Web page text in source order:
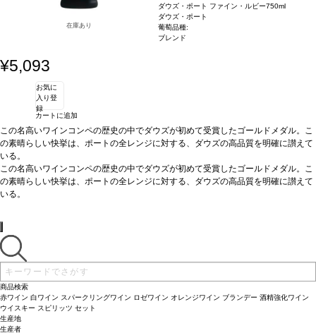
在庫あり
ダウズ・ポート ファイン・ルビー750ml
ダウズ・ポート
葡萄品種:
ブレンド
¥5,093
お気に
入り登
録
カートに追加
この名高いワインコンペの歴史の中でダウズが初めて受賞したゴールドメダル。こ
の素晴らしい快挙は、ポートの全レンジに対する、ダウズの高品質を明確に讃えて
いる。
テイスティングノート：深みのある生き生きとしたルビー色。フルボディ、非常に
魅力的な赤色の果物のするアロマが香る。風味はフレッシュで若々しく、ラズベリ
ー、チェリーの味わいを示し、長く力強い後味が残る。
サーヴする温度：
この名高いワインコンペの歴史の中でダウズが初めて受賞したゴールドメダル。こ
の素晴らしい快挙は、ポートの全レンジに対する、ダウズの高品質を明確に讃えて
いる。
魅力的な赤色の果物のするアロマが香る。風味はフレッシュで若々しく、ラズベリ
ー、チェリーの味わいを示し、長く力強い後味が残る。
相性のよい料理：
サーヴする温度：
商品検索
赤ワイン 白ワイン スパークリングワイン ロゼワイン オレンジワイン ブランデー 酒精強化ワイン
ウイスキー スピリッツ セット
生産地
生産者